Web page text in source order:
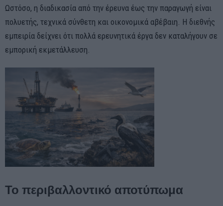
Ωστόσο, η διαδικασία από την έρευνα έως την παραγωγή είναι
πολυετής, τεχνικά σύνθετη και οικονομικά αβέβαιη. Η διεθνής
εμπειρία δείχνει ότι πολλά ερευνητικά έργα δεν καταλήγουν σε
εμπορική εκμετάλλευση.
Το περιβαλλοντικό αποτύπωμα